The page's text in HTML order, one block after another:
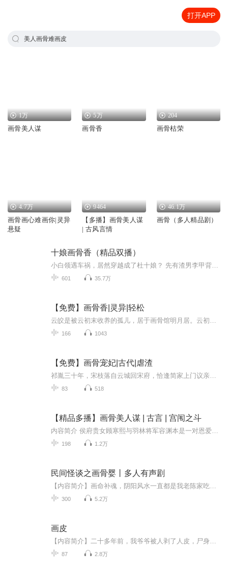
打开APP
美人画骨难画皮
1万
画骨美人谋
5万
画骨香
204
画骨枯荣
4.7万
画骨画心难画你|灵异
悬疑
9464
【多播】画骨美人谋
| 古风言情
46.1万
画骨（多人精品剧）
十娘画骨香（精品双播）
601 35.7万
【免费】画骨香|灵异|轻松
166 1043
【免费】画骨宠妃|古代|虐渣
83 518
【精品多播】画骨美人谋 | 古言 | 宫闱之斗
198 1.2万
民间怪谈之画骨婴丨多人有声剧
300 5.2万
画皮
87 2.8万